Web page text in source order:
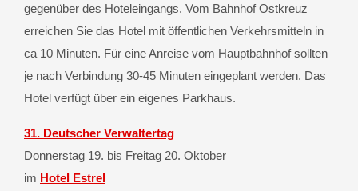
gegenüber des Hoteleingangs. Vom Bahnhof Ostkreuz
erreichen Sie das Hotel mit öffentlichen Verkehrsmitteln in
ca 10 Minuten. Für eine Anreise vom Hauptbahnhof sollten
je nach Verbindung 30-45 Minuten eingeplant werden. Das
Hotel verfügt über ein eigenes Parkhaus.
31. Deutscher Verwaltertag
Donnerstag 19. bis Freitag 20. Oktober
im Hotel Estrel